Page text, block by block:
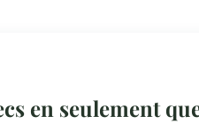
en seulement